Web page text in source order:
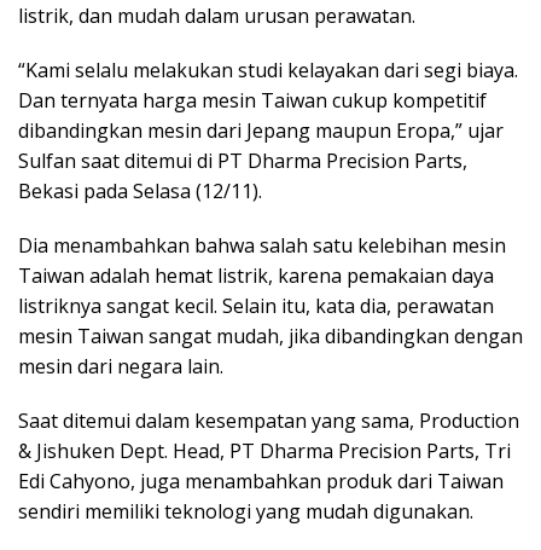
listrik, dan mudah dalam urusan perawatan.
“Kami selalu melakukan studi kelayakan dari segi biaya.
Dan ternyata harga mesin Taiwan cukup kompetitif
dibandingkan mesin dari Jepang maupun Eropa,” ujar
Sulfan saat ditemui di PT Dharma Precision Parts,
Bekasi pada Selasa (12/11).
Dia menambahkan bahwa salah satu kelebihan mesin
Taiwan adalah hemat listrik, karena pemakaian daya
listriknya sangat kecil. Selain itu, kata dia, perawatan
mesin Taiwan sangat mudah, jika dibandingkan dengan
mesin dari negara lain.
Saat ditemui dalam kesempatan yang sama, Production
& Jishuken Dept. Head, PT Dharma Precision Parts, Tri
Edi Cahyono, juga menambahkan produk dari Taiwan
sendiri memiliki teknologi yang mudah digunakan.